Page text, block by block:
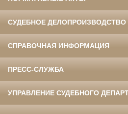
СУДЕБНОЕ ДЕЛОПРОИЗВОДСТВО
СПРАВОЧНАЯ ИНФОРМАЦИЯ
ПРЕСС-СЛУЖБА
УПРАВЛЕНИЕ СУДЕБНОГО